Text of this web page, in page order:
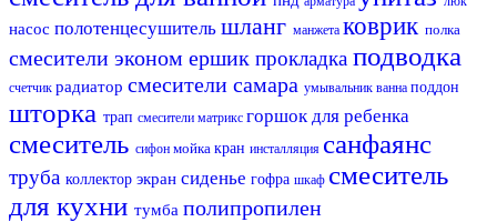
насос полотенцесушитель шланг манжета коврик полка
смесители эконом ершик прокладка подводка
счетчик радиатор смесители самара умывальник ванна поддон
шторка трап смесители матрикс горшок для ребенка
смеситель сифон мойка кран инсталляция санфаянс
труба коллектор экран сиденье гофра шкаф смеситель
для кухни тумба полипропилен